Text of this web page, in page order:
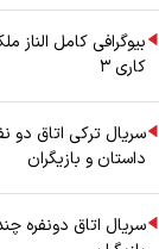
بیوگرافی کامل
کاری ۳
سریال ترکی اتاق
داستان و بازیگران
سریال اتاق دونفره